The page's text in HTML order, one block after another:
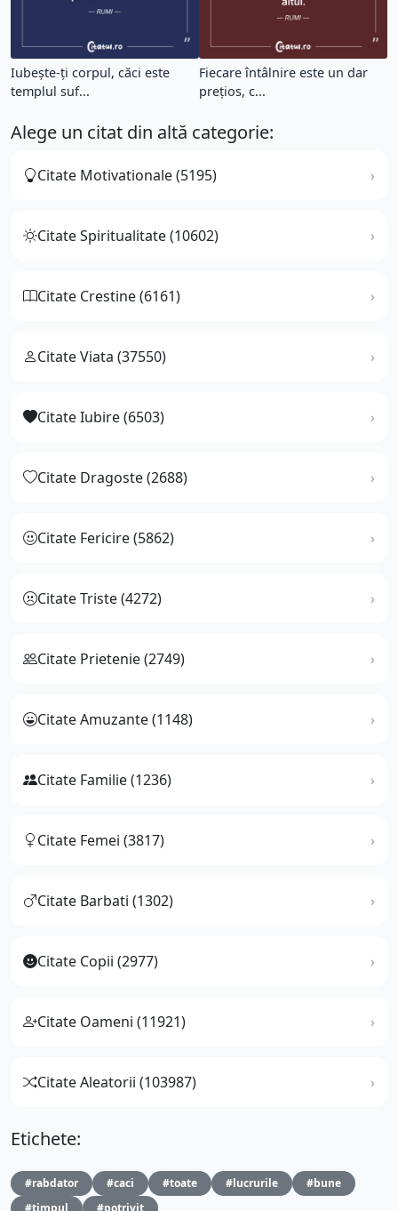
Iubește-ți corpul, căci este
templul suf...
Fiecare întâlnire este un dar
prețios, c...
Alege un citat din altă categorie:
Citate Motivationale (5195)
Citate Spiritualitate (10602)
Citate Crestine (6161)
Citate Viata (37550)
Citate Iubire (6503)
Citate Dragoste (2688)
Citate Fericire (5862)
Citate Triste (4272)
Citate Prietenie (2749)
Citate Amuzante (1148)
Citate Familie (1236)
Citate Femei (3817)
Citate Barbati (1302)
Citate Copii (2977)
Citate Oameni (11921)
Citate Aleatorii (103987)
Etichete:
#rabdator #caci #toate #lucrurile
#bune
#timpul
#potrivit